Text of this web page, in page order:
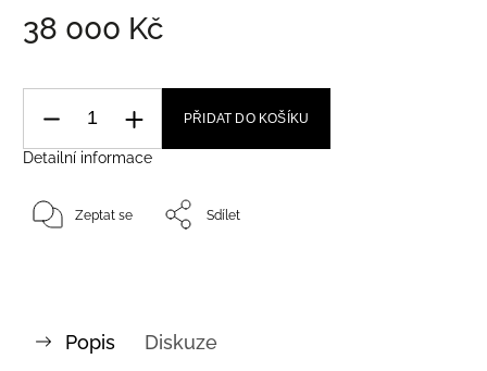
38 000 Kč
PŘIDAT DO KOŠÍKU
Detailní informace
Zeptat se Sdílet
Popis Diskuze